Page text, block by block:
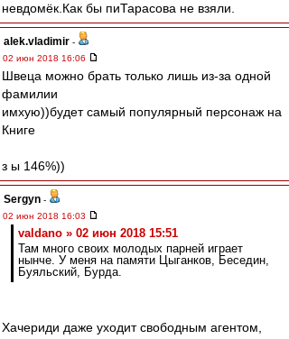
невдомёк.Как бы пиТарасова не взяли.
alek.vladimir -
02 июн 2018 16:06
Швеца можно брать только лишь из-за одной
фамилии
имхую))будет самый популярный персонаж на
Книге
з ы 146%))
Sergyn -
02 июн 2018 16:03
valdano » 02 июн 2018 15:51
Там много своих молодых парней играет
нынче. У меня на памяти Цыганков, Беседин,
Буяльский, Бурда.
Хачериди даже уходит свободным агентом,